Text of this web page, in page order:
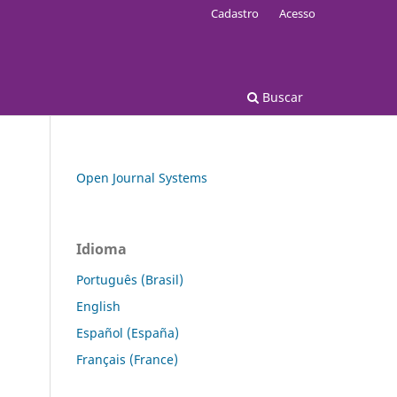
Buscar
Cadastro Acesso
Open Journal Systems
Idioma
Português (Brasil)
English
Español (España)
Français (France)